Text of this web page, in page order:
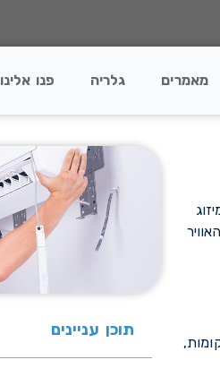
מאמרים גלריה פנו אלינו
במקומות,
תוכן עניינים